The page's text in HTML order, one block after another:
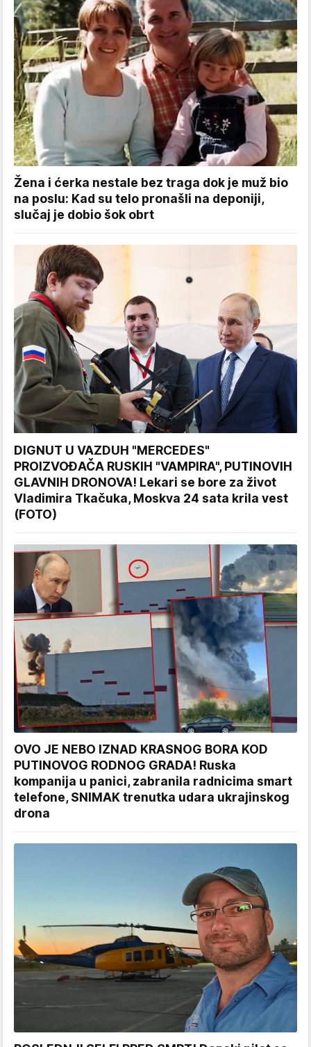
Žena i ćerka nestale bez traga dok je muž bio
na poslu: Kad su telo pronašli na deponiji,
slučaj je dobio šok obrt
DIGNUT U VAZDUH "MERCEDES"
PROIZVOĐAČA RUSKIH "VAMPIRA", PUTINOVIH
GLAVNIH DRONOVA! Lekari se bore za život
Vladimira Tkačuka, Moskva 24 sata krila vest
(FOTO)
OVO JE NEBO IZNAD KRASNOG BORA KOD
PUTINOVOG RODNOG GRADA! Ruska
kompanija u panici, zabranila radnicima smart
telefone, SNIMAK trenutka udara ukrajinskog
drona